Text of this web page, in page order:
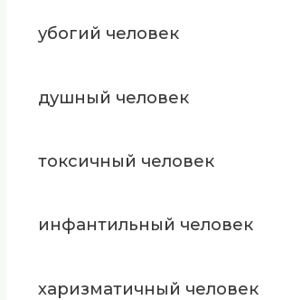
убогий человек
душный человек
токсичный человек
инфантильный человек
харизматичный человек